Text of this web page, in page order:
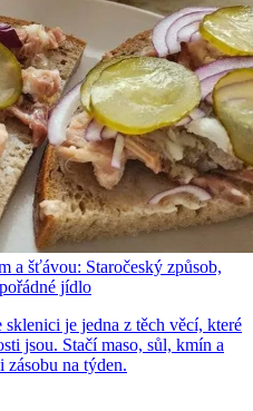
a šťávou: Staročeský způsob,
jídlo
sklenici je jedna z těch věcí, které
jsou. Stačí maso, sůl, kmín a
zásobu na týden.